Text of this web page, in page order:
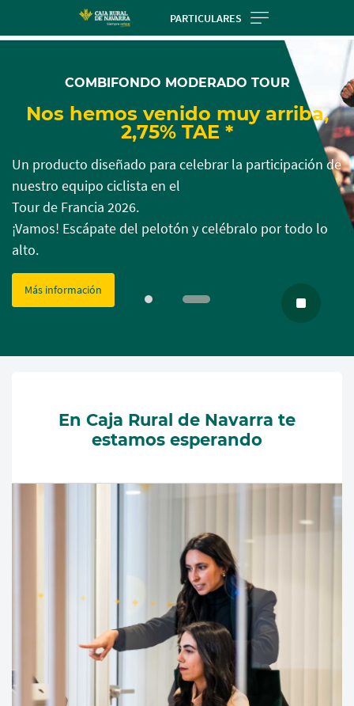
PARTICULARES
favor
espere...
espere...
COMBIFONDO MODERADO TOUR
Nos hemos venido muy arriba,
2,75% TAE *
Un producto diseñado para celebrar la participación de
nuestro equipo ciclista en el
Tour de Francia 2026.
¡Vamos! Escápate del pelotón y celébralo por todo lo
alto.
Más información
En Caja Rural de Navarra te
estamos esperando